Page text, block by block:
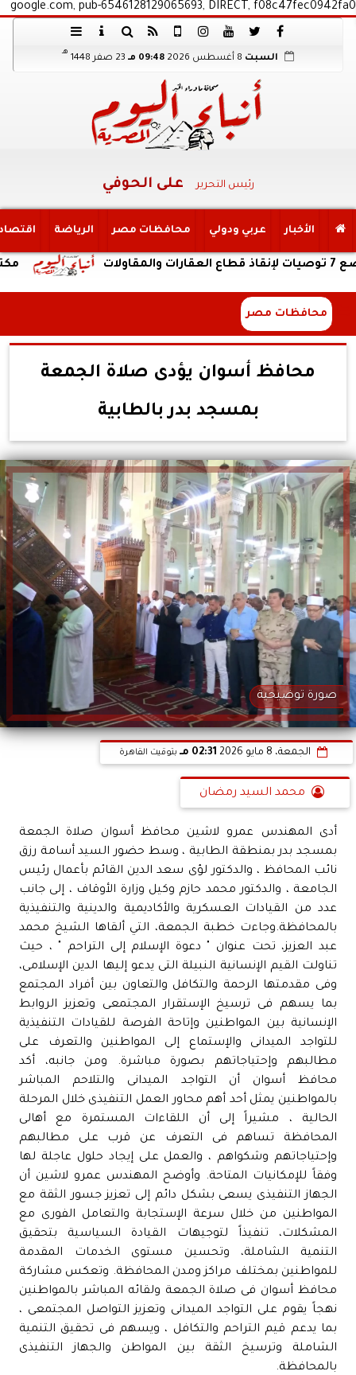
google.com, pub-6546128129065693, DIRECT, f08c47fec0942fa0
السبت 09:48 مـ 23 صفر 1448
هـ
رئيس التحرير على الحوفي
الأخبار عربي ودولي محافظات مصر الرياضة
مكتب
محافظات مصر
محافظ أسوان يؤدى صلاة الجمعة
بمسجد بدر بالطابية
صورة توضيحية
الجمعة، 8 مايو 2026 02:31 مـ بتوقيت القاهرة
محمد السيد رمضان
أدى المهندس عمرو لاشين محافظ أسوان صلاة الجمعة
بمسجد بدر بمنطقة الطابية ، وسط حضور السيد أسامة رزق
نائب المحافظ ، والدكتور لؤى سعد الدين القائم بأعمال رئيس
الجامعة ، والدكتور محمد حازم وكيل وزارة الأوقاف ، إلى جانب
عدد من القيادات العسكرية والأكاديمية والدينية والتنفيذية
بالمحافظة.وجاءت خطبة الجمعة، التي ألقاها الشيخ محمد
عبد العزيز، تحت عنوان " دعوة الإسلام إلى التراحم " ، حيث
تناولت القيم الإنسانية النبيلة التى يدعو إليها الدين الإسلامى،
وفى مقدمتها الرحمة والتكافل والتعاون بين أفراد المجتمع
بما يسهم فى ترسيخ الإستقرار المجتمعى وتعزيز الروابط
الإنسانية بين المواطنين وإتاحة الفرصة للقيادات التنفيذية
للتواجد الميدانى والإستماع إلى المواطنين والتعرف على
مطالبهم وإحتياجاتهم بصورة مباشرة. ومن جانبه، أكد
محافظ أسوان أن التواجد الميدانى والتلاحم المباشر
بالمواطنين يمثل أحد أهم محاور العمل التنفيذى خلال المرحلة
الحالية ، مشيراً إلى أن اللقاءات المستمرة مع أهالى
المحافظة تساهم فى التعرف عن قرب على مطالبهم
وإحتياجاتهم وشكواهم ، والعمل على إيجاد حلول عاجلة لها
وفقاً للإمكانيات المتاحة. وأوضح المهندس عمرو لاشين أن
الجهاز التنفيذى يسعى بشكل دائم إلى تعزيز جسور الثقة مع
المواطنين من خلال سرعة الإستجابة والتعامل الفورى مع
المشكلات، تنفيذاً لتوجيهات القيادة السياسية بتحقيق
التنمية الشاملة، وتحسين مستوى الخدمات المقدمة
للمواطنين بمختلف مراكز ومدن المحافظة. وتعكس مشاركة
محافظ أسوان فى صلاة الجمعة ولقائه المباشر بالمواطنين
نهجاً يقوم على التواجد الميدانى وتعزيز التواصل المجتمعى ،
بما يدعم قيم التراحم والتكافل ، ويسهم فى تحقيق التنمية
الشاملة وترسيخ الثقة بين المواطن والجهاز التنفيذى
بالمحافظة.